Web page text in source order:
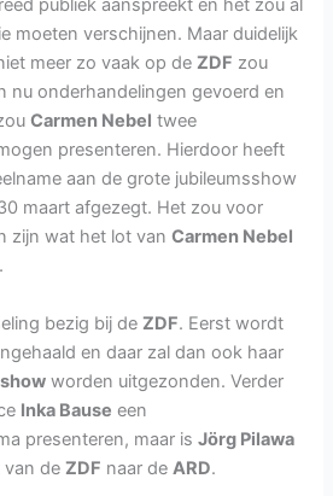
publiek aanspreekt en het zou al
moeten verschijnen. Maar duidelijk
meer zo vaak op deZDF zou
nu onderhandelingen gevoerd en
Carmen Nebel twee
presenteren. Hierdoor heeft
aan de grote jubileumsshow
maart afgezegt. Het zou voor
zijn wat het lot vanCarmen Nebel
bezig bij deZDF. Eerst wordt
en daar zal dan ook haar
worden uitgezonden. Verder
Inka Bause een
presenteren, maar isJörg Pilawa
van deZDF naar deARD.